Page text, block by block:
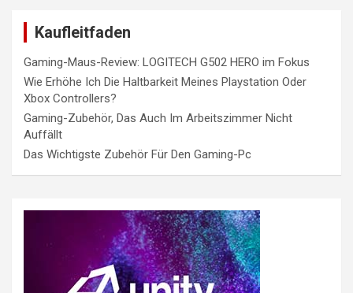
Kaufleitfaden
Gaming-Maus-Review: LOGITECH G502 HERO im Fokus
Wie Erhöhe Ich Die Haltbarkeit Meines Playstation Oder
Xbox Controllers?
Gaming-Zubehör, Das Auch Im Arbeitszimmer Nicht
Auffällt
Das Wichtigste Zubehör Für Den Gaming-Pc